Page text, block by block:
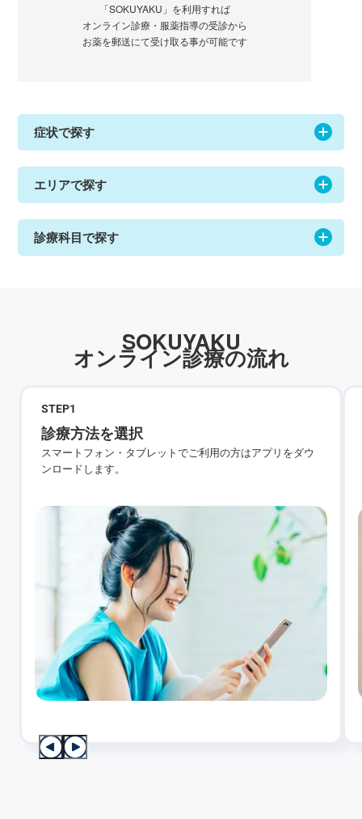
「SOKUYAKU」を利用すれば
オンライン診療・服薬指導の受診から
お薬を郵送にて受け取る事が可能です
症状で探す
エリアで探す
診療科目で探す
SOKUYAKU
オンライン診療の流れ
STEP1
診療方法を選択
スマートフォン・タブレットでご利用の方はアプリをダウ
ンロードします。